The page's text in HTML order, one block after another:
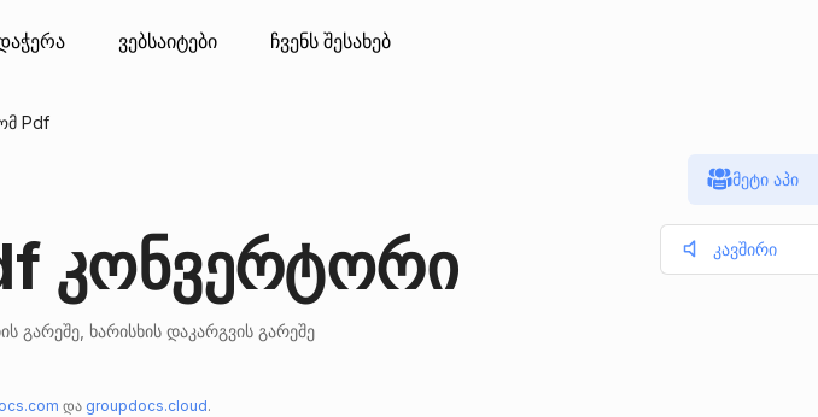
ვებსაიტები ჩვენს შესახებ
Pdf
კონვერტორი
გარეშე, ხარისხის დაკარგვის გარეშე
და groupdocs.cloud.
მეტი აპი
კავშირი